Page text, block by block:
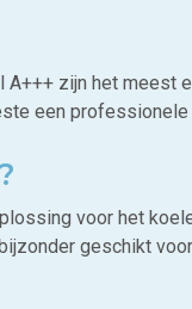
zijn het meest
een
voor het
geschikt